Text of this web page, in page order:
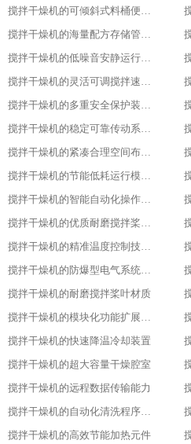
搅拌干燥机的可倾斜式料桶便利设计亮点
搅拌干燥机的海量配方存储管理能力
搅拌干燥机的低噪音安静运行表现特色
搅拌干燥机的灵活可调搅拌速度功能
搅拌干燥机的多重安全保护装置配置
搅拌干燥机的稳定可靠传动系统性能
搅拌干燥机的紧凑合理空间布局设计
搅拌干燥机的节能低耗运行模式特点
搅拌干燥机的智能自动化操作流程设计
搅拌干燥机的优质耐磨搅拌桨叶材质
搅拌干燥机的精准温度控制技术亮点
搅拌干燥机的防爆型电气系统配置
搅拌干燥机的耐磨搅拌桨叶材质
搅拌干燥机的模块化功能扩展设计
搅拌干燥机的快速降温冷却装置
搅拌干燥机的超大容量干燥腔室
搅拌干燥机的远程数据传输能力
搅拌干燥机的自动化清洗程序设置
搅拌干燥机的高效节能加热元件